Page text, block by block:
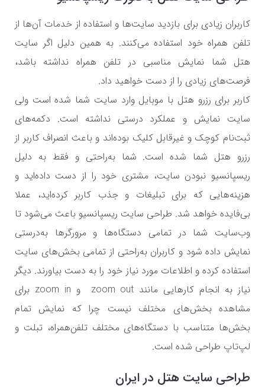
کاربران زیادی برای بازدید سایت‌ها و استفاده از خدمات آن‌ها از
تلفن همراه خود استفاده می‌کنند. به همین دلیل اگر سایت
هتل شما نمایش مناسبی در تلفن همراه نداشته باشد،
فرصت‌های زیادی را از دست خواهید داد.
کاربر برای رزرو هتل با موبایل وارد سایت شما شده است ولی
سایت نمایش و عملکرد درستی نداشته است. دکمه‌های
ثبت‌نام کوچک و غیرقابل کلیک بوده‌اند و باعث انصراف کاربر از
رزرو هتل شما شده است. شما به‌راحتی و فقط به دلیل
ریسپانسیو نبودن سایت، مشتری خود را از دست داده‌اید و
هزینه‌هایی که برای تبلیغات و جذب کاربر کرده‌اید، عملا
بی‌فایده خواهد شد. طراحی سایت ریسپانسیو باعث می‌شود تا
وب‌سایت شما در تمامی دستگاه‌ها و مرورگرها به‌درستی
نمایش داده شود و کاربران به‌راحتی از تمامی بخش‌های سایت
استفاده کرده و اطلاعات مورد نیاز خود را به دست بیاورند. دیگر
نیاز به انجام کارهایی مانند zoom out و zoom in برای
مشاهده بخش‌های مختلف نیست چرا که نمایش تمام
بخش‌ها متناسب با دستگاه‌های مختلف تلفن‌همراه، تبلت و
لپ‌تاپ طراحی شده است.
طراحی سایت هتل در ایران